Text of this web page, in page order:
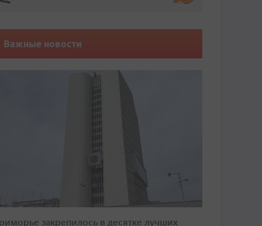
Важные новости
закрепилось в десятке лучших